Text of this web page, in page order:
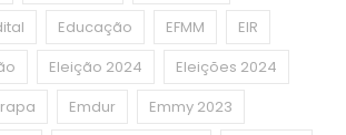
Educação EFMM
EIR
Eleição 2024
Eleições 2024
Emdur
Emmy 2023